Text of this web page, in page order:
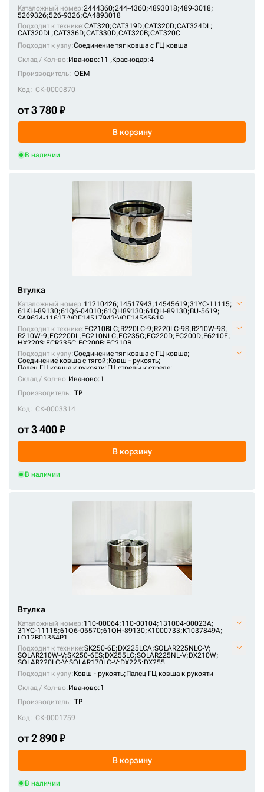
Каталожный номер:2444360;244-4360;4893018;489-3018;
5269326;526-9326;CA4893018
Подходит к технике:CAT320;CAT319D;CAT320D;CAT324DL;
CAT320DL;CAT336D;CAT330D;CAT320B;CAT320C
Подходит к узлу:Соединение тяг ковша с ГЦ ковша
Склад / Кол-во:Иваново:11 ,Краснодар:4
Производитель: OEM
Код: СК-0000870
от 3 780 ₽
В корзину
В наличии
Втулка
Каталожный номер:11210426;14517943;14545619;31YC-11115;
61KH-89130;61Q6-04010;61QH89130;61QH-89130;BU-5619;
SA9624-11617;VOE14517943;VOE14545619
Подходит к технике:EC210BLC;R220LC-9;R220LC-9S;R210W-9S;
R210W-9;EC220DL;EC210NLC;EC235C;EC220D;EC200D;E6210F;
HX220S;ECR235C;EC200B;EC210B
Подходит к узлу:Соединение тяг ковша с ГЦ ковша;
Соединение ковша с тягой;Ковш - рукоять;
Палец ГЦ ковша к рукояти;ГЦ стрелы к стреле;
ГЦ стрелы - корпус
Склад / Кол-во:Иваново:1
Производитель: TP
Код: СК-0003314
от 3 400 ₽
В корзину
В наличии
Втулка
Каталожный номер:110-00064;110-00104;131004-00023А;
31YC-11115;61Q6-05570;61QH-89130;K1000733;K1037849A;
LQ12B01354P1
Подходит к технике:SK250-6E;DX225LCA;SOLAR225NLC-V;
SOLAR210W-V;SK250-6ES;DX255LC;SOLAR225NL-V;DX210W;
SOLAR220LC-V;SOLAR170LC-V;DX225;DX255
Подходит к узлу:Ковш - рукоять;Палец ГЦ ковша к рукояти
Склад / Кол-во:Иваново:1
Производитель: TP
Код: СК-0001759
от 2 890 ₽
В корзину
В наличии
14548218
14548219
14550165
14550166
14551528
14552308
14570425
14880988
111000141
150-5819
150-5848
150264A1
159449A1
160447A1
160448A1
160449A1
170/110*80*57,5
186-5476
201-70-64270
201-70-72210
201-70-72220
2020023
2020024
203-70-31240
203-70-31241
203-70-33150
203-70-41410
203-70-42182